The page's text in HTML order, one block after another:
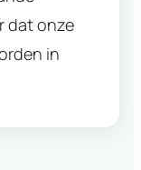
dat onze
in